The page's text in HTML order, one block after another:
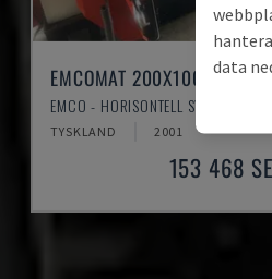
EMCOMAT 200X1000
EMCO - HORISONTELL SVARV
TYSKLAND 2001
153 468
data